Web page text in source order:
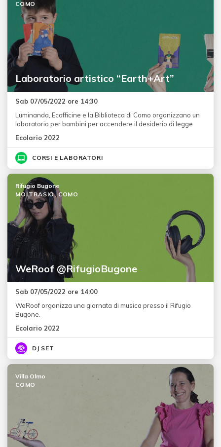
Laboratorio artistico “Earth+Art”
COMO
Sab 07/05/2022 ore 14:30
Luminanda, Ecofficine e la Biblioteca di Como organizzano un
laboratorio per bambini per accendere il desiderio di legge
Ecolario 2022
CORSI E LABORATORI
WeRoof @RifugioBugone
Rifugio Bugone
MOLTRASIO, COMO
Sab 07/05/2022 ore 14:00
WeRoof organizza una giornata di musica presso il Rifugio
Bugone.
Ecolario 2022
DJ SET
Villa Olmo
COMO